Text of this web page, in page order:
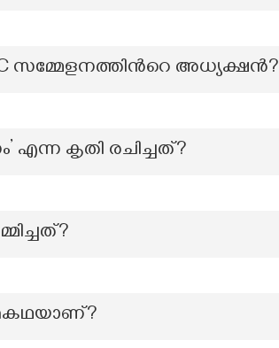
സമ്മേളനത്തിന്‍റെ അധ്യക്ഷന്‍?
എന്ന കൃതി രചിച്ചത്?